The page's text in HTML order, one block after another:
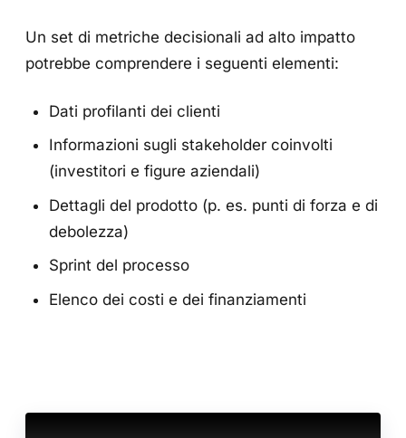
Un set di metriche decisionali ad alto impatto
potrebbe comprendere i seguenti elementi:
Dati profilanti dei clienti
Informazioni sugli stakeholder coinvolti
(investitori e figure aziendali)
Dettagli del prodotto (p. es. punti di forza e di
debolezza)
Sprint del processo
Elenco dei costi e dei finanziamenti